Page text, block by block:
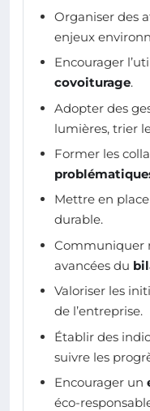
Organiser des
enjeux
Encourager
covoiturage.
Adopter des
lumières, trier
Former les
Mettre en
durable.
Communiquer
avancées du
Valoriser les
de l’entreprise.
Établir des
suivre les
Encourager un
éco-